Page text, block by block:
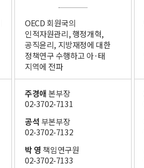
OECD 회원국의​
인적자원관리, 행정개혁,​
공직윤리, 지방재정에​ 대한
정책연구 수행하고​ 아·태
지역에 전파​
주경애 본부장
02-3702-7131
공석 부본부장
02-3702-7132
박 영 책임연구원
02-3702-7133​